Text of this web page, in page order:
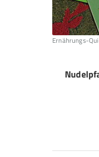
Ernährungs-